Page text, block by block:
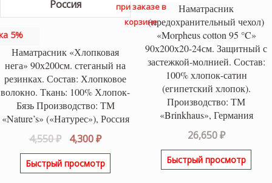
5%
Наматрасник «Хлопковая
нега» 90х200см. стеганый на
резинках. Состав: Хлопковое
волокно. Ткань: 100% Хлопок-
Бязь Производство: ТМ
«Nature’s» («Натурес»), Россия
4,550₽
Первоначальная
цена
составляла
4,300₽Текущая
цена:
4,300 ₽.
Быстрый просмотр
при заказе в
корзине
Наматрасник
(предохранительный чехол)
«Morpheus cotton 95 °C»
90х200х20-24см. Защитный с
застежкой-молнией. Состав:
100% хлопок-сатин
(египетский хлопок).
Производство: ТМ
«Brinkhaus», Германия
26,650₽
Быстрый просмотр